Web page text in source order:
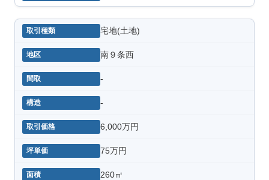
宅地(土地)
南９条西
-
-
6,000万円
75万円
260㎡